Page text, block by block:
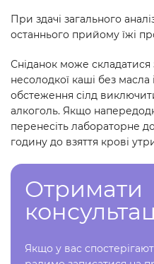
При здачі загального
останнього прийому їжі
Сніданок може
несолодкої каші без масла
обстеження сілд
алкоголь. Якщо
перенесіть лабораторне
годину до взяття крові
Отримати
Якщо у вас